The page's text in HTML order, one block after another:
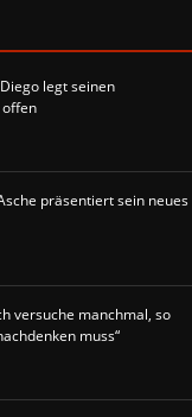
legt seinen
präsentiert sein neues
versuche manchmal, so
muss“